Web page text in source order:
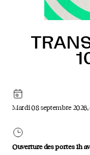
Mardi 08 septembre 2026,
Ouverture des portes 1h